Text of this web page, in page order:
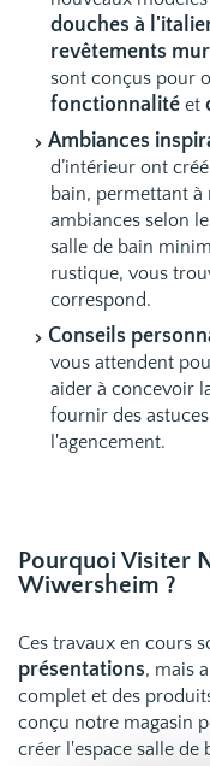
douches à
revêtements
sont conçus pour
fonctionnalité et
Ambiances
d’intérieur ont
bain, permettant
ambiances selon
salle de bain
rustique, vous
correspond.
Conseils
vous attendent
aider à concevoir
fournir des
l'agencement.
Pourquoi Visiter
Wiwersheim ?
Ces travaux en cours
présentations, mais
complet et des
conçu notre magasin
créer l'espace salle de